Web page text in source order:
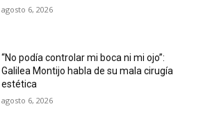
agosto 6, 2026
“No podía controlar mi boca ni mi ojo”:
Galilea Montijo habla de su mala cirugía
estética
agosto 6, 2026